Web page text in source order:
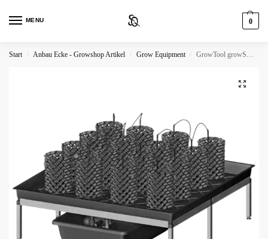
MENU 0
Start / Anbau Ecke - Growshop Artikel / Grow Equipment / GrowTool growSYSTEM AIR-POT 1.0